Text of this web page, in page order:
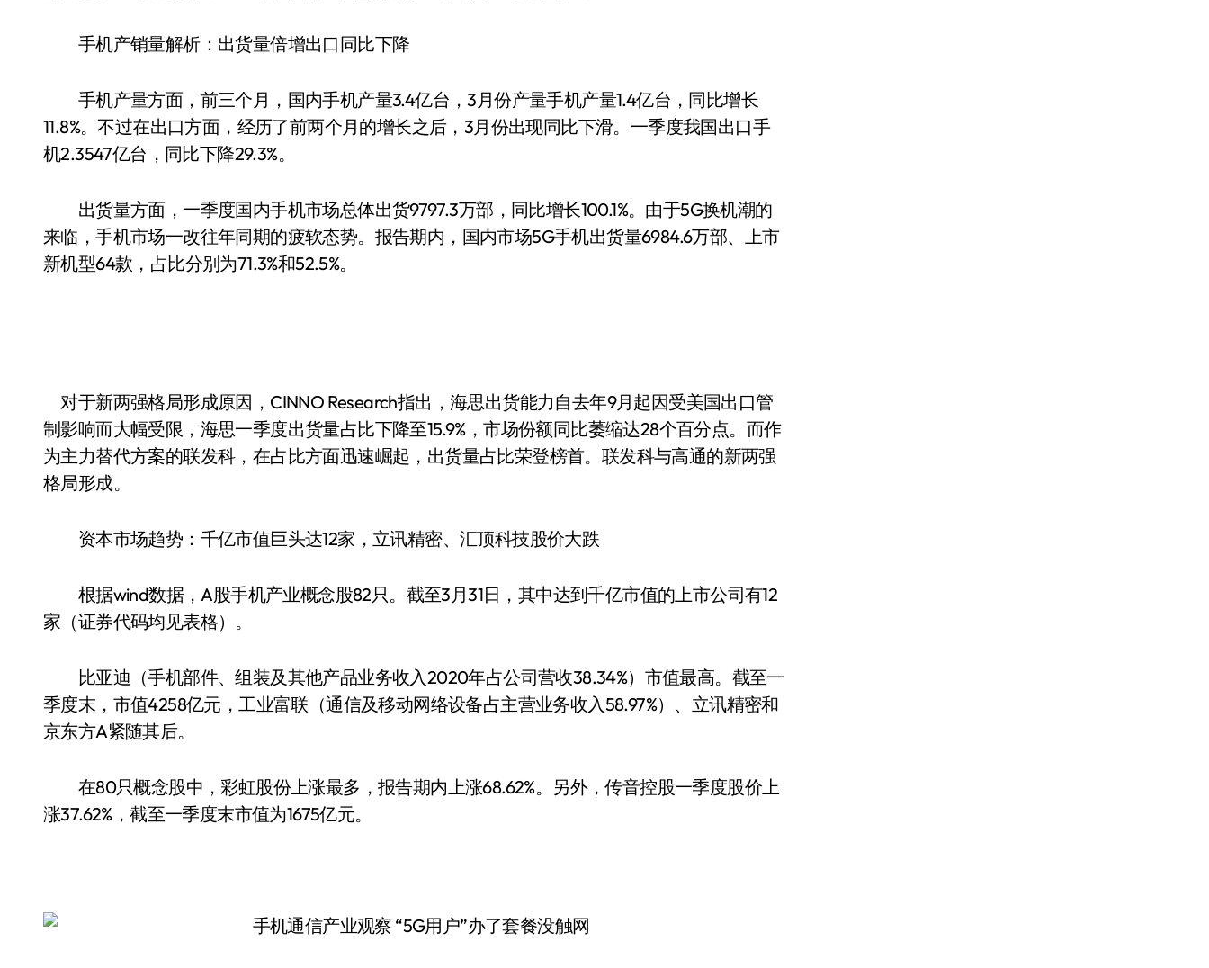
手机产销量解析：出货量倍增出口同比下降
手机产量方面，前三个月，国内手机产量3.4亿台，3月份产量手机产量1.4亿台，同比增长
11.8%。不过在出口方面，经历了前两个月的增长之后，3月份出现同比下滑。一季度我国出口手
机2.3547亿台，同比下降29.3%。
出货量方面，一季度国内手机市场总体出货9797.3万部，同比增长100.1%。由于5G换机潮的
来临，手机市场一改往年同期的疲软态势。报告期内，国内市场5G手机出货量6984.6万部、上市
新机型64款，占比分别为71.3%和52.5%。
对于新两强格局形成原因，CINNO Research指出，海思出货能力自去年9月起因受美国出口管
制影响而大幅受限，海思一季度出货量占比下降至15.9%，市场份额同比萎缩达28个百分点。而作
为主力替代方案的联发科，在占比方面迅速崛起，出货量占比荣登榜首。联发科与高通的新两强
格局形成。
资本市场趋势：千亿市值巨头达12家，立讯精密、汇顶科技股价大跌
根据wind数据，A股手机产业概念股82只。截至3月31日，其中达到千亿市值的上市公司有12
家（证券代码均见表格）。
比亚迪（手机部件、组装及其他产品业务收入2020年占公司营收38.34%）市值最高。截至一
季度末，市值4258亿元，工业富联（通信及移动网络设备占主营业务收入58.97%）、立讯精密和
京东方A紧随其后。
在80只概念股中，彩虹股份上涨最多，报告期内上涨68.62%。另外，传音控股一季度股价上
涨37.62%，截至一季度末市值为1675亿元。